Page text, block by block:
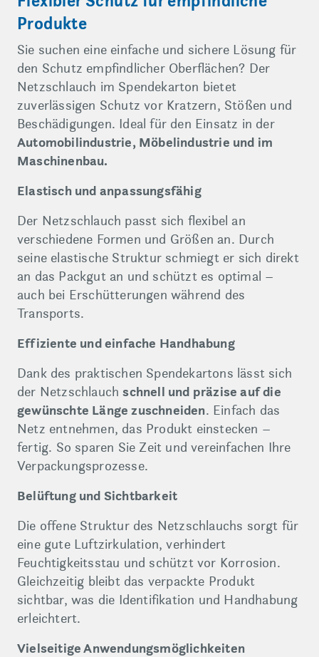
Produkte
Sie suchen eine einfache und sichere Lösung für
den Schutz empfindlicher Oberflächen? Der
Netzschlauch im Spendekarton bietet
zuverlässigen Schutz vor Kratzern, Stößen und
Beschädigungen. Ideal für den Einsatz in der
Automobilindustrie, Möbelindustrie und im
Maschinenbau.
Elastisch und anpassungsfähig
Der Netzschlauch passt sich flexibel an
verschiedene Formen und Größen an. Durch
seine elastische Struktur schmiegt er sich direkt
an das Packgut an und schützt es optimal –
auch bei Erschütterungen während des
Transports.
Effiziente und einfache Handhabung
Dank des praktischen Spendekartons lässt sich
der Netzschlauchschnell und präzise auf die
gewünschte Länge zuschneiden. Einfach das
Netz entnehmen, das Produkt einstecken –
fertig. So sparen Sie Zeit und vereinfachen Ihre
Verpackungsprozesse.
Belüftung und Sichtbarkeit
Die offene Struktur des Netzschlauchs sorgt für
eine gute Luftzirkulation, verhindert
Feuchtigkeitsstau und schützt vor Korrosion.
Gleichzeitig bleibt das verpackte Produkt
sichtbar, was die Identifikation und Handhabung
erleichtert.
Vielseitige Anwendungsmöglichkeiten